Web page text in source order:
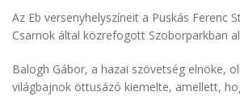
Az Eb versenyhelyszíneit a Puskás Ferenc
Csarnok által közrefogott Szoborparkban
Balogh Gábor, a hazai szövetség elnöke,
világbajnok öttusázó kiemelte, amellett,